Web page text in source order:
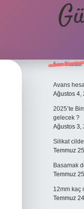
Son Yazılar
Avans
Ağustos 4,
2025’te
gelecek ?
Ağustos 3,
Silikat
Temmuz
Basamak
Temmuz
12mm kaç
Temmuz